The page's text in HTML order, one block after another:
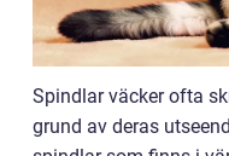
Spindlar väcker ofta
grund av deras